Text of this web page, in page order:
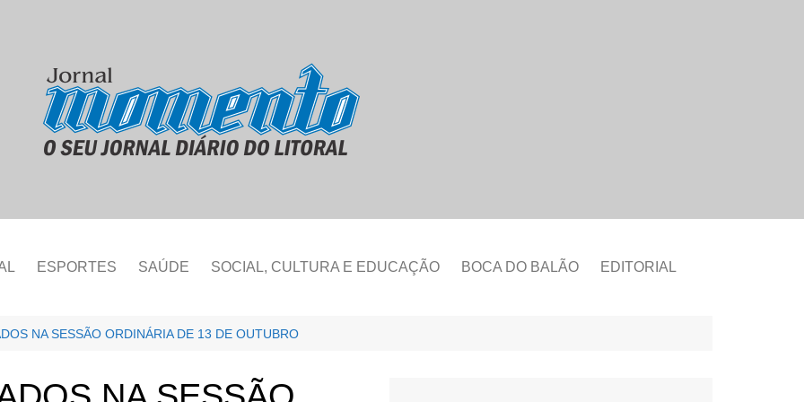
ESPORTES SAÚDE SOCIAL, CULTURA E EDUCAÇÃO BOCA DO BALÃO EDITORIAL
NA SESSÃO ORDINÁRIA DE 13 DE OUTUBRO